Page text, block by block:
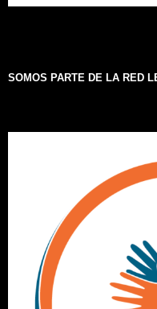
SOMOS PARTE DE LA RED